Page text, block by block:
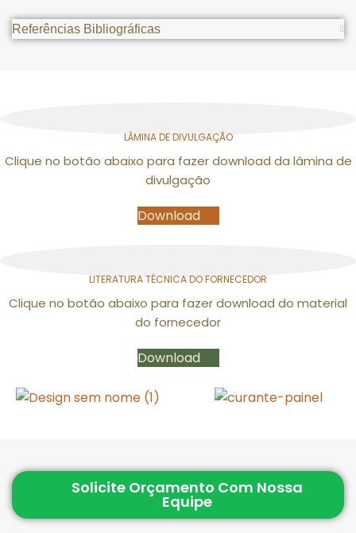
Referências Bibliográficas
LÂMINA DE DIVULGAÇÃO
Clique no botão abaixo para fazer download da lâmina de
divulgação
Download
LITERATURA TÉCNICA DO FORNECEDOR
Clique no botão abaixo para fazer download do material
do fornecedor
Download
Solicite Orçamento Com Nossa
Equipe